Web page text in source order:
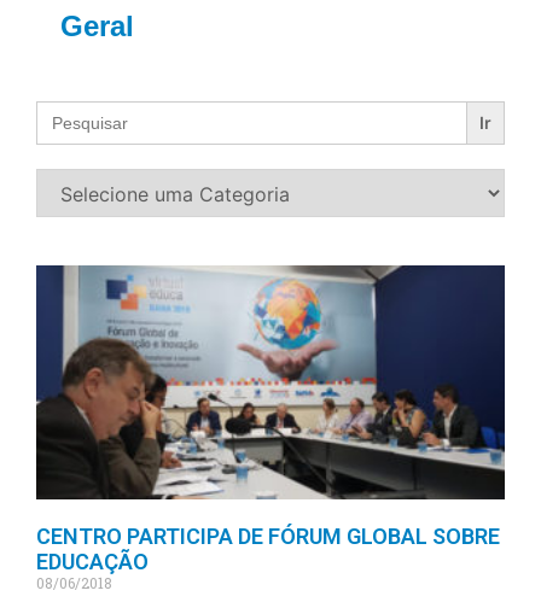
Geral
Search
for:
CENTRO PARTICIPA DE FÓRUM GLOBAL SOBRE
EDUCAÇÃO
08/06/2018